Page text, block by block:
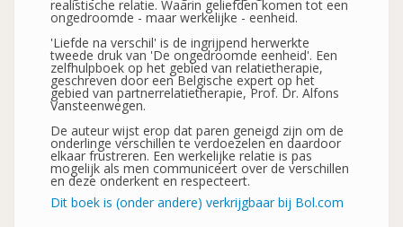
realistische relatie. Waarin geliefden komen tot een
ongedroomde - maar werkelijke - eenheid.
'Liefde na verschil' is de ingrijpend herwerkte
tweede druk van 'De ongedroomde eenheid'. Een
zelfhulpboek op het gebied van relatietherapie,
geschreven door een Belgische expert op het
gebied van partnerrelatietherapie, Prof. Dr. Alfons
Vansteenwegen.
De auteur wijst erop dat paren geneigd zijn om de
onderlinge verschillen te verdoezelen en daardoor
elkaar frustreren. Een werkelijke relatie is pas
mogelijk als men communiceert over de verschillen
en deze onderkent en respecteert.
Dit boek is (onder andere) verkrijgbaar bij Bol.com